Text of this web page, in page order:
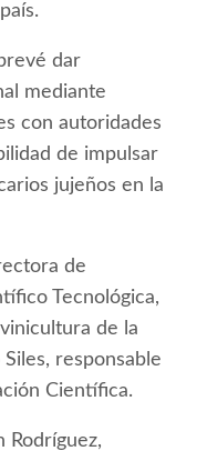
dar
mediante
con autoridades
de impulsar
jujeños en la
de
Tecnológica,
de la
responsable
Científica.
Rodríguez,